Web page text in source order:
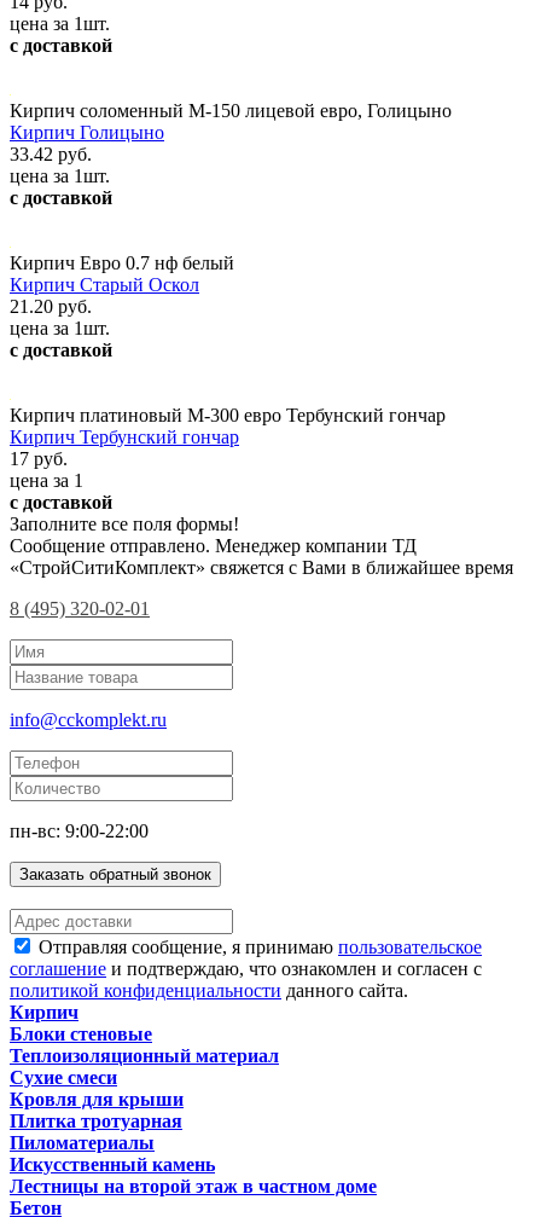
цена за 1шт.
с доставкой
Кирпич соломенный М-150 лицевой евро, Голицыно
Кирпич Голицыно
33.42 руб.
цена за 1шт.
с доставкой
Кирпич Евро 0.7 нф белый
Кирпич Старый Оскол
21.20 руб.
цена за 1шт.
с доставкой
Кирпич платиновый М-300 евро Тербунский гончар
Кирпич Тербунский гончар
17 руб.
цена за 1
с доставкой
Заполните все поля формы!
Сообщение отправлено. Менеджер компании ТД
«СтройСитиКомплект» свяжется с Вами в ближайшее время
8 (495) 320-02-01
info@cckomplekt.ru
пн-вс: 9:00-22:00
Заказать обратный звонок
Отправляя сообщение, я принимаю пользовательское
соглашение и подтверждаю, что ознакомлен и согласен с
политикой конфиденциальности данного сайта.
Кирпич
Блоки стеновые
Теплоизоляционный материал
Сухие смеси
Кровля для крыши
Плитка тротуарная
Пиломатериалы
Искусственный камень
Лестницы на второй этаж в частном доме
Бетон